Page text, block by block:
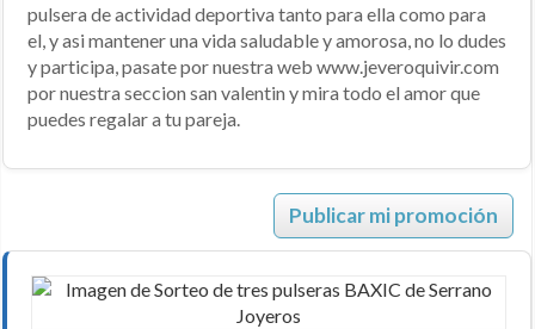
pulsera de actividad deportiva tanto para ella como para
el, y asi mantener una vida saludable y amorosa, no lo dudes
y participa, pasate por nuestra web www.jeveroquivir.com
por nuestra seccion san valentin y mira todo el amor que
puedes regalar a tu pareja.
Publicar mi promoción